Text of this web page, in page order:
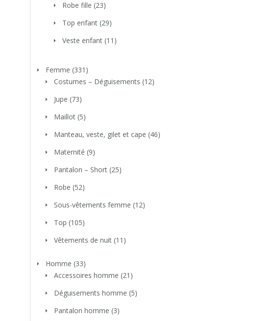
Robe fille (23)
Top enfant (29)
Veste enfant (11)
Femme (331)
Costumes – Déguisements (12)
Jupe (73)
Maillot (5)
Manteau, veste, gilet et cape (46)
Maternité (9)
Pantalon – Short (25)
Robe (52)
Sous-vêtements femme (12)
Top (105)
Vêtements de nuit (11)
Homme (33)
Accessoires homme (21)
Déguisements homme (5)
Pantalon homme (3)